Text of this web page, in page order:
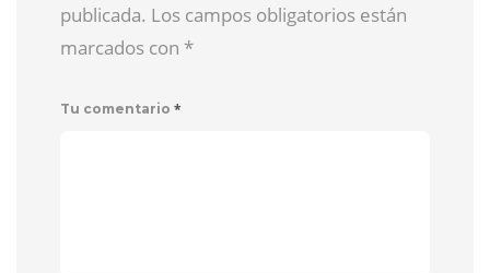
publicada. Los campos obligatorios están
marcados con *
Tu comentario *